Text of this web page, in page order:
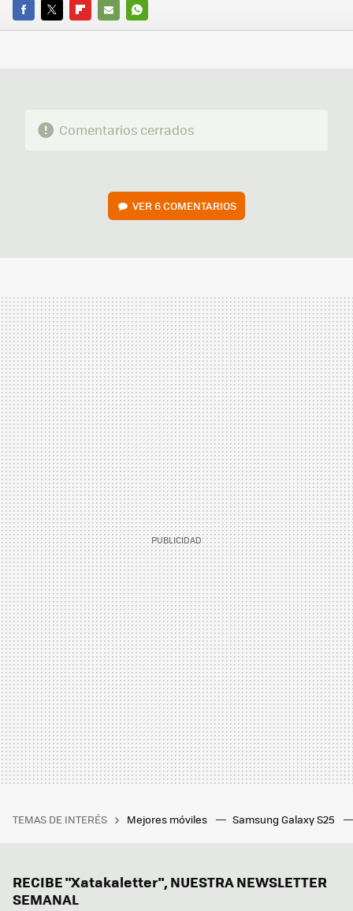
FACEBOOK
TWITTERFLIPBOARD
E-
WHATSAPP
Comentarios cerrados
VER6 COMENTARIOS
TEMAS DE INTERÉS Mejores móviles Samsung Galaxy S25
RECIBE "Xatakaletter", NUESTRA NEWSLETTER
SEMANAL